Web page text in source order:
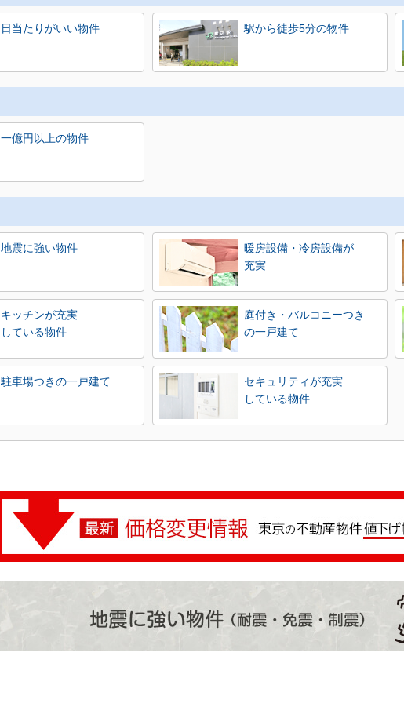
日当たりがいい物件 駅から徒歩5分の物件
一億円以上の物件
地震に強い物件
暖房設備・冷房設備が
充実
キッチンが充実
している物件
庭付き・バルコニーつき
の一戸建て
駐車場つきの一戸建て
セキュリティが充実
している物件